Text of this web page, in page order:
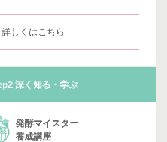
詳しくはこちら
深く知る・学ぶ
発酵マイスター
養成講座